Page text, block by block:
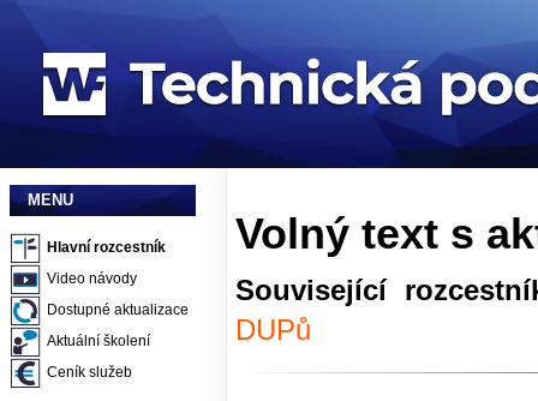
MENU
Hlavní rozcestník
Video návody
Dostupné aktualizace
Aktuální školení
Ceník služeb
Volný text s
Související
DUPů